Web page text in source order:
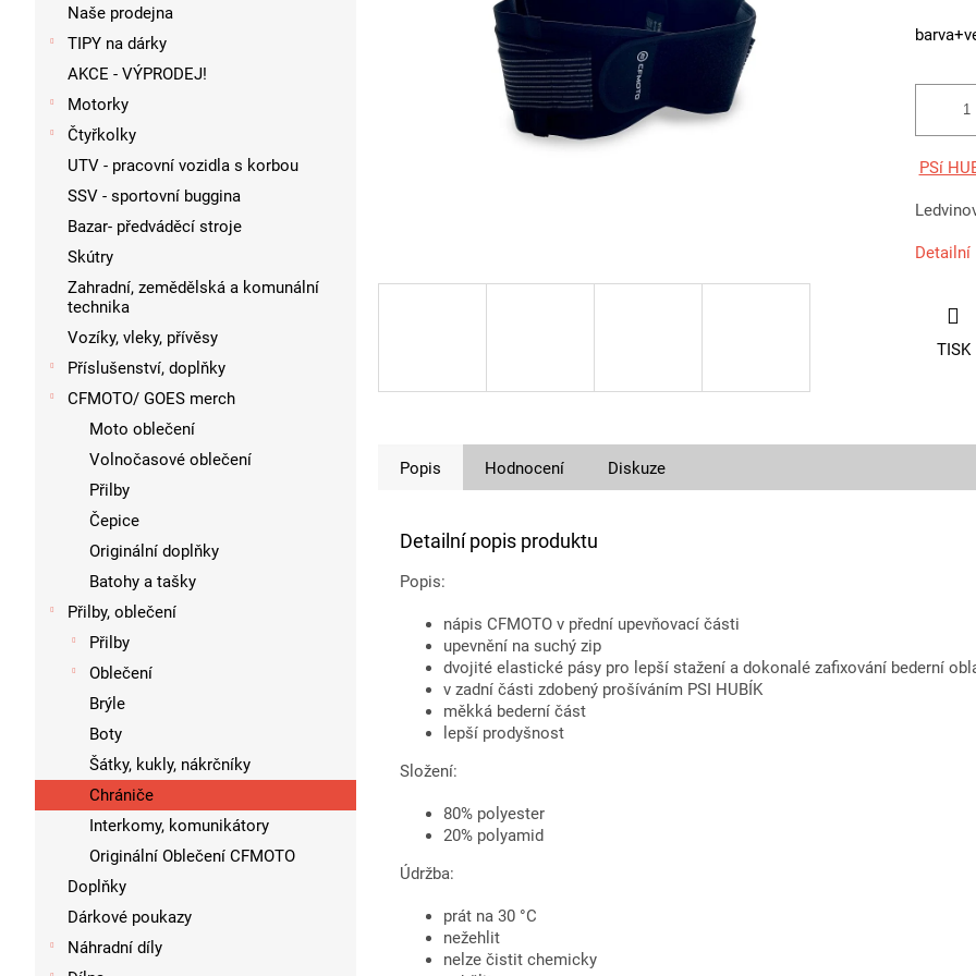
Naše prodejna
TIPY na dárky
AKCE - VÝPRODEJ!
Motorky
Čtyřkolky
UTV - pracovní vozidla s korbou
SSV - sportovní buggina
Bazar- předváděcí stroje
Skútry
Zahradní, zemědělská a komunální
technika
Vozíky, vleky, přívěsy
Příslušenství, doplňky
CFMOTO/ GOES merch
Moto oblečení
Volnočasové oblečení
Přilby
Čepice
Originální doplňky
Batohy a tašky
Přilby, oblečení
Přilby
Oblečení
Brýle
Boty
Šátky, kukly, nákrčníky
Chrániče
Interkomy, komunikátory
Originální Oblečení CFMOTO
Doplňky
Dárkové poukazy
Náhradní díly
PSí
Detailní
TISK
Popis Hodnocení Diskuze
Detailní popis produktu
Popis:
nápis CFMOTO v přední upevňovací části
upevnění na suchý zip
dvojité elastické pásy pro lepší stažení a dokonalé zafixování bederní
v zadní části zdobený prošíváním PSI HUBÍK
měkká bederní část
lepší prodyšnost
Složení:
80% polyester
20% polyamid
Údržba:
prát na 30 °C
nežehlit
nelze čistit chemicky